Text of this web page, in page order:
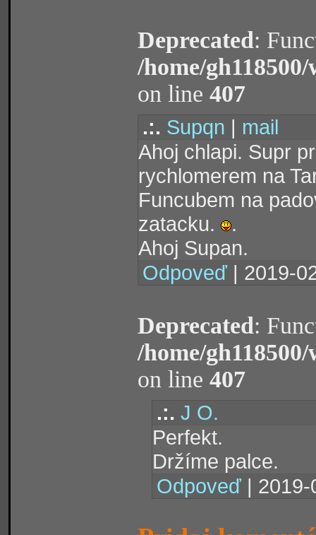
Deprecated:
/home/
on line 407
.:. Supqn | mail
Ahoj chlapi. Supr
rychlomerem na
Funcubem na
zatacku.
.
Ahoj Supan.
Odpoveď | 2019-
Deprecated:
/home/
on line 407
.:. J O.
Perfekt.
Držíme palce.
Odpoveď |